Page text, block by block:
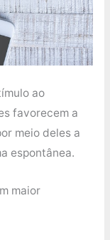
ao
favorecem a
meio deles a
espontânea.
maior